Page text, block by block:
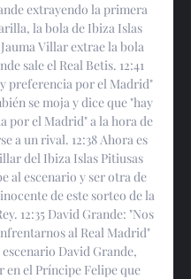
extrayendo la primera
la bola de Ibiza Islas
Villar extrae la bola
sale el Real Betis. 12:41
preferencia por el Madrid"
se moja y dice que "hay
por el Madrid" a la hora de
a un rival. 12:38 Ahora es
del Ibiza Islas Pitiusas
al escenario y ser otra de
de este sorteo de la
12:35 David Grande: "Nos
al Real Madrid"
escenario David Grande,
en el Príncipe Felipe que